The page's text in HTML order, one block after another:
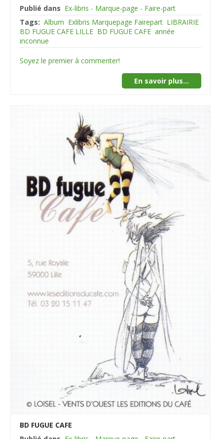
Publié dans Ex-libris - Marque-page - Faire-part
Tags: Album Exlibris Marquepage Fairepart LIBRAIRIE
BD FUGUE CAFE LILLE BD FUGUE CAFE année
inconnue
Soyez le premier à commenter!
En savoir plus...
BD FUGUE CAFE